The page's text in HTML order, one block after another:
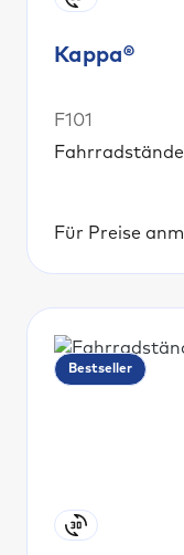
Kappa®
F101
Für Preise
Bestseller